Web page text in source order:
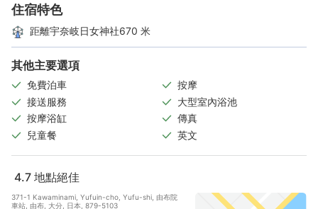
住宿特色
距離宇奈岐日女神社670 米
其他主要選項
免費泊車
按摩
接送服務
大型室內浴池
按摩浴缸
傳真
兒童餐
英文
4.7 地點絕佳
371-1 Kawaminami, Yufuin-cho, Yufu-shi, 由布院
車站, 由布, 大分, 日本, 879-5103